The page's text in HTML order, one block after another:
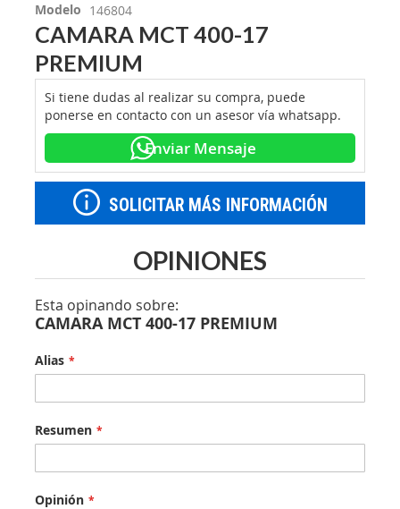
Modelo 146804
CAMARA MCT 400-17
PREMIUM
Si tiene dudas al realizar su compra, puede
ponerse en contacto con un asesor vía whatsapp.
Enviar Mensaje
SOLICITAR MÁS INFORMACIÓN
OPINIONES
Esta opinando sobre:
CAMARA MCT 400-17 PREMIUM
Alias
Resumen
Opinión